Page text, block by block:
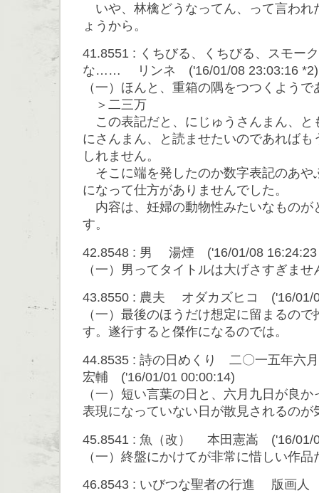
いや、林檎どうなってん、って言われ
ょうから。
41.8551 : くちびる、くちびる、スモー
な…… リンネ ('16/01/08 23:03:16 *2)
（一）ほんと、重箱の隅をつつくよう
＞二三万
この表記だと、にじゅうさんまん、と
にさんまん、と読ませたいのであればも
しれません。
そこに端を発したのか数字表記のあや
になって仕方がありませんでした。
内容は、妊婦の動物性みたいなものが
す。
42.8548 : 男 湯煙 ('16/01/08 16:24:23
（一）男ってタイトルは大げさすぎませ
43.8550 : 農夫 オダカズヒコ ('16/01/
（一）最後のほうだけ想定に留まるの
す。遂行すると傑作になるのでは。
44.8535 : 詩の日めくり 二〇一五年六
宏輔 ('16/01/01 00:00:14)
（一）短い言葉の日と、六月九日が良
表現になっていない日が散見されるのが
45.8541 : 魚（改） 本田憲嵩 ('16/01/
（一）終盤にかけてが非常に惜しい作
46.8543 : いびつな聖者の行進 版画人